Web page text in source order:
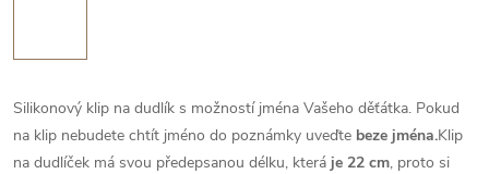
Silikonový klip na dudlík s možností jména Vašeho děťátka. Pokud
na klip nebudete chtít jméno do poznámky uveďte beze jména.Klip
na dudlíček má svou předepsanou délku, která je 22 cm, proto si